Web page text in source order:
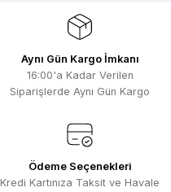
Aynı Gün Kargo İmkanı
16:00'a Kadar Verilen
Siparişlerde Aynı Gün Kargo
Ödeme Seçenekleri
Kredi Kartınıza Taksit ve Havale